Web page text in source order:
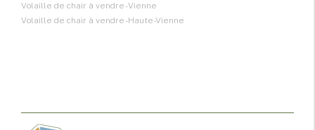
Volaille de chair à vendre - Vienne
Volaille de chair à vendre - Haute-Vienne